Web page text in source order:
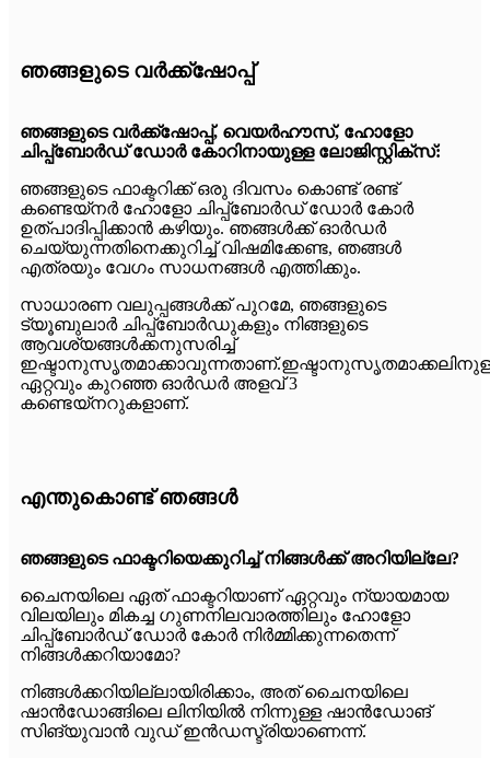
ഞങ്ങളുടെ വർക്ക്‌ഷോപ്പ്
ഞങ്ങളുടെ വർക്ക്‌ഷോപ്പ്, വെയർഹൗസ്, ഹോളോ
ചിപ്പ്ബോർഡ് ഡോർ കോറിനായുള്ള ലോജിസ്റ്റിക്സ്:
ഞങ്ങളുടെ ഫാക്ടറിക്ക് ഒരു ദിവസം കൊണ്ട് രണ്ട്
കണ്ടെയ്നർ ഹോളോ ചിപ്പ്ബോർഡ് ഡോർ കോർ
ഉത്പാദിപ്പിക്കാൻ കഴിയും. ഞങ്ങൾക്ക് ഓർഡർ
ചെയ്യുന്നതിനെക്കുറിച്ച് വിഷമിക്കേണ്ട, ഞങ്ങൾ
എത്രയും വേഗം സാധനങ്ങൾ എത്തിക്കും.
സാധാരണ വലുപ്പങ്ങൾക്ക് പുറമേ, ഞങ്ങളുടെ
ട്യൂബുലാർ ചിപ്പ്ബോർഡുകളും നിങ്ങളുടെ
ആവശ്യങ്ങൾക്കനുസരിച്ച്
ഏറ്റവും കുറഞ്ഞ ഓർഡർ അളവ് 3
കണ്ടെയ്‌നറുകളാണ്.
എന്തുകൊണ്ട് ഞങ്ങൾ
ഞങ്ങളുടെ ഫാക്ടറിയെക്കുറിച്ച് നിങ്ങൾക്ക് അറിയില്ലേ?
ചൈനയിലെ ഏത് ഫാക്ടറിയാണ് ഏറ്റവും ന്യായമായ
വിലയിലും മികച്ച ഗുണനിലവാരത്തിലും ഹോളോ
ചിപ്പ്ബോർഡ് ഡോർ കോർ നിർമ്മിക്കുന്നതെന്ന്
നിങ്ങൾക്കറിയാമോ?
നിങ്ങൾക്കറിയില്ലായിരിക്കാം, അത് ചൈനയിലെ
ഷാൻഡോങ്ങിലെ ലിനിയിൽ നിന്നുള്ള ഷാൻഡോങ്
സിങ്യുവാൻ വുഡ് ഇൻഡസ്ട്രിയാണെന്ന്.